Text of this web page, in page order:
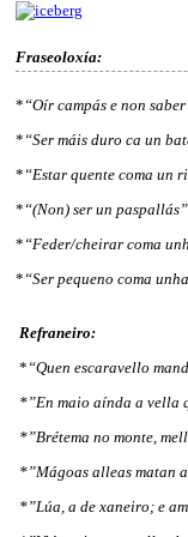
Fraseoloxía:
* “Oír campás e non
* “Ser máis duro ca un
* “Estar quente coma un
* “(Non) ser un paspallás”
* “Feder/cheirar coma
* “Ser pequeno coma
Refraneiro:
* “Quen escaravello
*”En maio aínda a vella
*”Brétema no monte,
*”Mágoas alleas matan
*”Lúa, a de xaneiro; e